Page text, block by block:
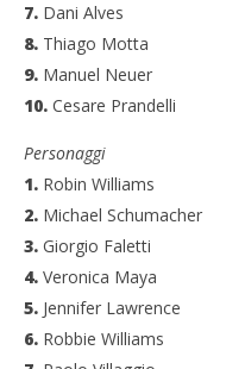
7. Dani Alves
8. Thiago Motta
9. Manuel Neuer
10. Cesare Prandelli
Personaggi
1. Robin Williams
2. Michael Schumacher
3. Giorgio Faletti
4. Veronica Maya
5. Jennifer Lawrence
6. Robbie Williams